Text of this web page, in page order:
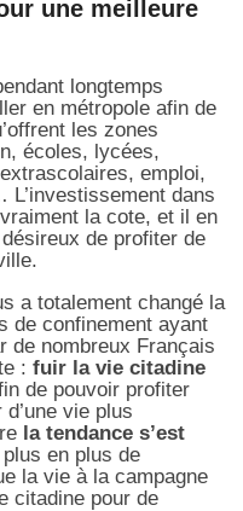
une meilleure
longtemps
en métropole afin de
les zones
écoles, lycées,
emploi,
dans
la cote, et il en
de profiter de
a totalement changé la
de confinement ayant
de nombreux Français
: fuir la vie citadine
de pouvoir profiter
vie plus
la tendance s’est
en plus de
la vie à la campagne
citadine pour de